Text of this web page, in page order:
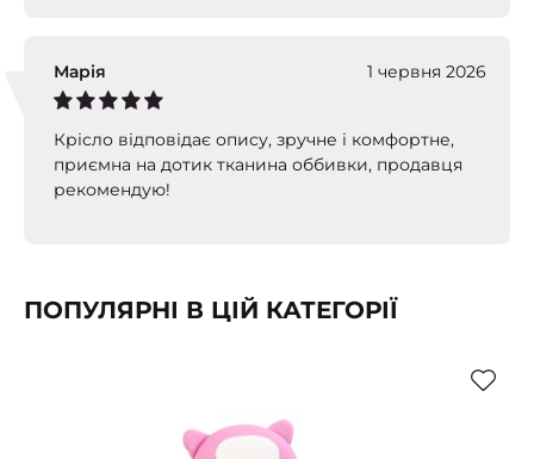
Марія 1 червня 2026
Крісло відповідає опису, зручне і комфортне,
приємна на дотик тканина оббивки, продавця
рекомендую!
ПОПУЛЯРНІ В ЦІЙ КАТЕГОРІЇ